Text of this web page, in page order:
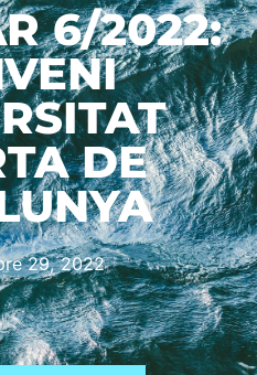
6/2022:
DE
29, 2022